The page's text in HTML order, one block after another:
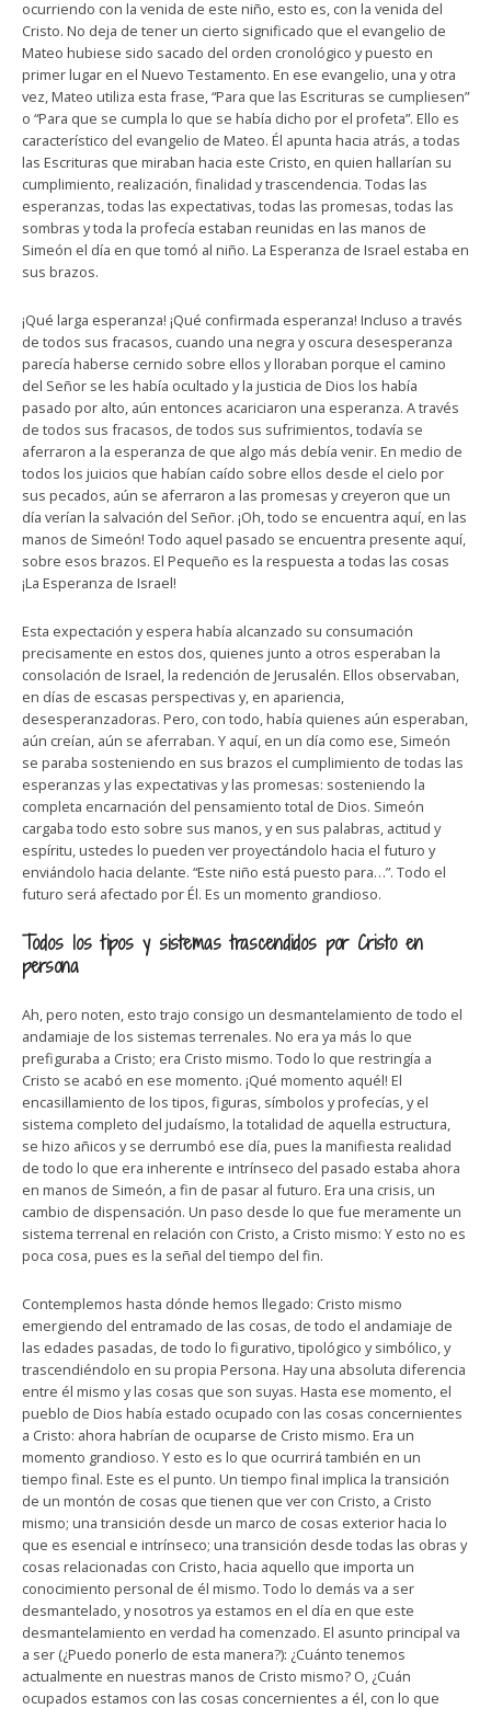
ocurriendo con la venida de este niño, esto es, con la venida del
Cristo. No deja de tener un cierto significado que el evangelio de
Mateo hubiese sido sacado del orden cronológico y puesto en
primer lugar en el Nuevo Testamento. En ese evangelio, una y otra
vez, Mateo utiliza esta frase, “Para que las Escrituras se cumpliesen”
o “Para que se cumpla lo que se había dicho por el profeta”. Ello es
característico del evangelio de Mateo. Él apunta hacia atrás, a todas
las Escrituras que miraban hacia este Cristo, en quien hallarían su
cumplimiento, realización, finalidad y trascendencia. Todas las
esperanzas, todas las expectativas, todas las promesas, todas las
sombras y toda la profecía estaban reunidas en las manos de
Simeón el día en que tomó al niño. La Esperanza de Israel estaba en
sus brazos.
¡Qué larga esperanza! ¡Qué confirmada esperanza! Incluso a través
de todos sus fracasos, cuando una negra y oscura desesperanza
parecía haberse cernido sobre ellos y lloraban porque el camino
del Señor se les había ocultado y la justicia de Dios los había
pasado por alto, aún entonces acariciaron una esperanza. A través
de todos sus fracasos, de todos sus sufrimientos, todavía se
aferraron a la esperanza de que algo más debía venir. En medio de
todos los juicios que habían caído sobre ellos desde el cielo por
sus pecados, aún se aferraron a las promesas y creyeron que un
día verían la salvación del Señor. ¡Oh, todo se encuentra aquí, en las
manos de Simeón! Todo aquel pasado se encuentra presente aquí,
sobre esos brazos. El Pequeño es la respuesta a todas las cosas
¡La Esperanza de Israel!
Esta expectación y espera había alcanzado su consumación
precisamente en estos dos, quienes junto a otros esperaban la
consolación de Israel, la redención de Jerusalén. Ellos observaban,
en días de escasas perspectivas y, en apariencia,
desesperanzadoras. Pero, con todo, había quienes aún esperaban,
aún creían, aún se aferraban. Y aquí, en un día como ese, Simeón
se paraba sosteniendo en sus brazos el cumplimiento de todas las
esperanzas y las expectativas y las promesas: sosteniendo la
completa encarnación del pensamiento total de Dios. Simeón
cargaba todo esto sobre sus manos, y en sus palabras, actitud y
espíritu, ustedes lo pueden ver proyectándolo hacia el futuro y
enviándolo hacia delante. “Este niño está puesto para…”. Todo el
futuro será afectado por Él. Es un momento grandioso.
Todos los tipos y sistemas trascendidos por Cristo en
persona
Ah, pero noten, esto trajo consigo un desmantelamiento de todo el
andamiaje de los sistemas terrenales. No era ya más lo que
prefiguraba a Cristo; era Cristo mismo. Todo lo que restringía a
Cristo se acabó en ese momento. ¡Qué momento aquél! El
encasillamiento de los tipos, figuras, símbolos y profecías, y el
sistema completo del judaísmo, la totalidad de aquella estructura,
se hizo añicos y se derrumbó ese día, pues la manifiesta realidad
de todo lo que era inherente e intrínseco del pasado estaba ahora
en manos de Simeón, a fin de pasar al futuro. Era una crisis, un
cambio de dispensación. Un paso desde lo que fue meramente un
sistema terrenal en relación con Cristo, a Cristo mismo: Y esto no es
poca cosa, pues es la señal del tiempo del fin.
Contemplemos hasta dónde hemos llegado: Cristo mismo
emergiendo del entramado de las cosas, de todo el andamiaje de
las edades pasadas, de todo lo figurativo, tipológico y simbólico, y
trascendiéndolo en su propia Persona. Hay una absoluta diferencia
entre él mismo y las cosas que son suyas. Hasta ese momento, el
pueblo de Dios había estado ocupado con las cosas concernientes
a Cristo: ahora habrían de ocuparse de Cristo mismo. Era un
momento grandioso. Y esto es lo que ocurrirá también en un
tiempo final. Este es el punto. Un tiempo final implica la transición
de un montón de cosas que tienen que ver con Cristo, a Cristo
mismo; una transición desde un marco de cosas exterior hacia lo
que es esencial e intrínseco; una transición desde todas las obras y
cosas relacionadas con Cristo, hacia aquello que importa un
conocimiento personal de él mismo. Todo lo demás va a ser
desmantelado, y nosotros ya estamos en el día en que este
desmantelamiento en verdad ha comenzado. El asunto principal va
a ser (¿Puedo ponerlo de esta manera?): ¿Cuánto tenemos
actualmente en nuestras manos de Cristo mismo? O, ¿Cuán
ocupados estamos con las cosas concernientes a él, con lo que